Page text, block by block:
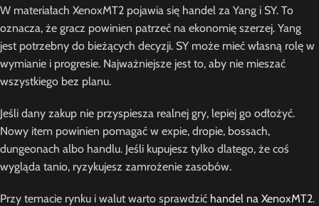
W materiałach XenoxMT2 pojawia się handel za Yang i SY. To
oznacza, że gracz powinien patrzeć na ekonomię szerzej. Yang
jest potrzebny do bieżących decyzji. SY może mieć własną rolę w
wymianie i progresie. Najważniejsze jest to, aby nie mieszać
wszystkiego bez planu.
Jeśli dany zakup nie przyspiesza realnej gry, lepiej go odłożyć.
Nowy item powinien pomagać w expie, dropie, bossach,
dungeonach albo handlu. Jeśli kupujesz tylko dlatego, że coś
wygląda tanio, ryzykujesz zamrożenie zasobów.
Przy temacie rynku i walut warto sprawdzić handel na XenoxMT2.